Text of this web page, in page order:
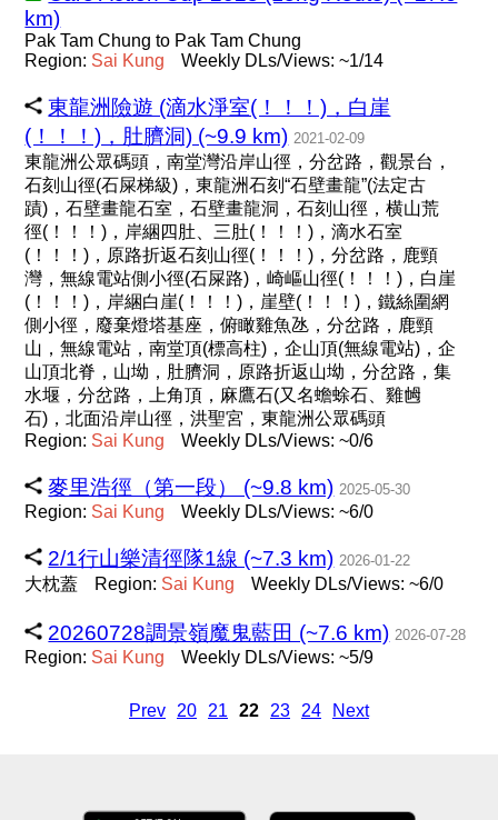
km)
Pak Tam Chung to Pak Tam Chung
Region: Sai Kung Weekly DLs/Views: ~1/14
東龍洲險遊 (滴水淨室(！！！)，白崖
(！！！)，肚臍洞) (~9.9 km) 2021-02-09
東龍洲公眾碼頭，南堂灣沿岸山徑，分岔路，觀景台，
石刻山徑(石屎梯級)，東龍洲石刻“石壁畫龍”(法定古
蹟)，石壁畫龍石室，石壁畫龍洞，石刻山徑，横山荒
徑(！！！)，岸綑四肚、三肚(！！！)，滴水石室
(！！！)，原路折返石刻山徑(！！！)，分岔路，鹿頸
灣，無線電站側小徑(石屎路)，崎嶇山徑(！！！)，白崖
(！！！)，岸綑白崖(！！！)，崖壁(！！！)，鐵絲圍網
側小徑，廢棄燈塔基座，俯瞰雞魚氹，分岔路，鹿頸
山，無線電站，南堂頂(標高柱)，企山頂(無線電站)，企
山頂北脊，山坳，肚臍洞，原路折返山坳，分岔路，集
水堰，分岔路，上角頂，麻鷹石(又名蟾蜍石、雞乸
石)，北面沿岸山徑，洪聖宮，東龍洲公眾碼頭
Region: Sai Kung Weekly DLs/Views: ~0/6
麥里浩徑（第一段） (~9.8 km) 2025-05-30
Region: Sai Kung Weekly DLs/Views: ~6/0
2/1行山樂清徑隊1線 (~7.3 km) 2026-01-22
大枕蓋 Region: Sai Kung Weekly DLs/Views: ~6/0
20260728調景嶺魔鬼藍田 (~7.6 km) 2026-07-28
Region: Sai Kung Weekly DLs/Views: ~5/9
Prev 20 21 22 23 24 Next